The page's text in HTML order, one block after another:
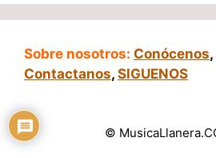
Sobre nosotros: Conócenos,
Contactanos, SIGUENOS
©